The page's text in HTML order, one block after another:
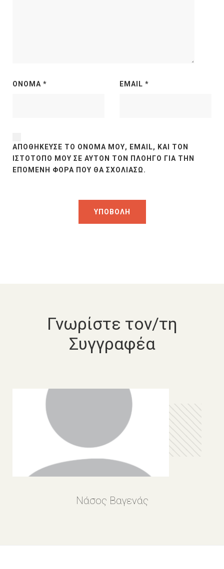
ΌΝΟΜΑ * EMAIL *
ΑΠΟΘΉΚΕΥΣΕ ΤΟ ΌΝΟΜΆ ΜΟΥ, EMAIL, ΚΑΙ ΤΟΝ
ΙΣΤΌΤΟΠΟ ΜΟΥ ΣΕ ΑΥΤΌΝ ΤΟΝ ΠΛΟΗΓΌ ΓΙΑ ΤΗΝ
ΕΠΌΜΕΝΗ ΦΟΡΆ ΠΟΥ ΘΑ ΣΧΟΛΙΆΣΩ.
Γνωρίστε τον/τη
Συγγραφέα
Νάσος Βαγενάς